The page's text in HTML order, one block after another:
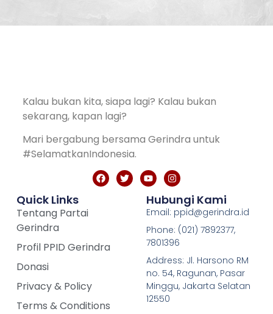
Kalau bukan kita, siapa lagi? Kalau bukan
sekarang, kapan lagi?
Mari bergabung bersama Gerindra untuk
#SelamatkanIndonesia.
Quick Links
Tentang Partai
Gerindra
Profil PPID Gerindra
Donasi
Privacy & Policy
Terms & Conditions
Hubungi Kami
Email: ppid@gerindra.id
Phone: (021) 7892377,
7801396
Address: Jl. Harsono RM
no. 54, Ragunan, Pasar
Minggu, Jakarta Selatan
12550